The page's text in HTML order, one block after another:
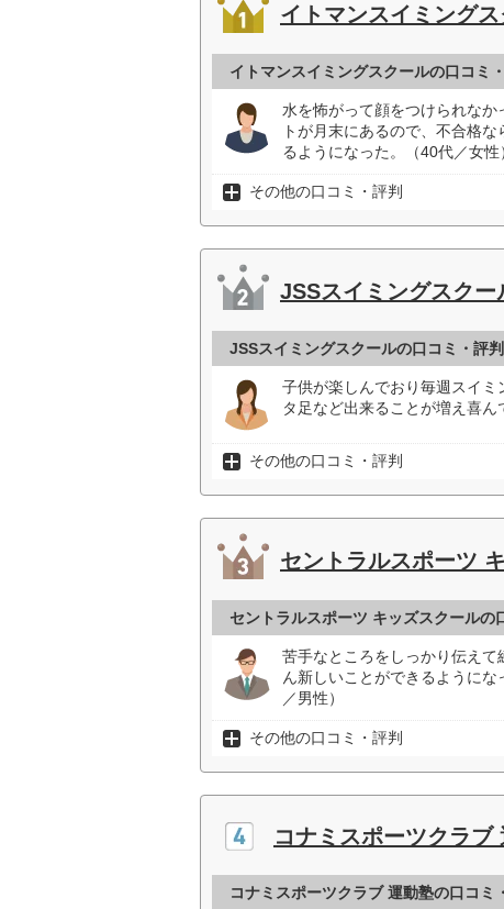
イトマンスイミング
イトマンスイミングスクールの口コミ
水を怖がって顔をつけられな
トが月末にあるので、不合格
るようになった。（40代／女性
その他の口コミ・評判
JSSスイミングスクー
JSSスイミングスクールの口コミ・評判
子供が楽しんでおり毎週スイ
タ足など出来ることが増え喜ん
その他の口コミ・評判
セントラルスポーツ
セントラルスポーツ キッズスクールの
苦手なところをしっかり伝え
ん新しいことができるように
／男性）
その他の口コミ・評判
コナミスポーツクラブ
コナミスポーツクラブ 運動塾の口コミ